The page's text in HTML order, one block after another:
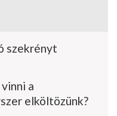
szekrényt
a
elköltözünk?